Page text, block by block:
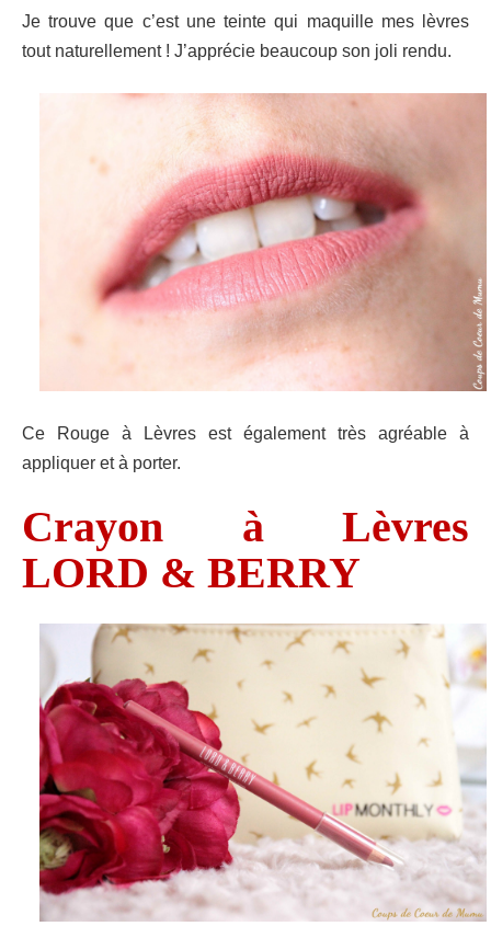
Je trouve que c’est une teinte qui maquille mes lèvres
tout naturellement ! J’apprécie beaucoup son joli rendu.
Ce Rouge à Lèvres est également très agréable à
appliquer et à porter.
Crayon à Lèvres
LORD & BERRY